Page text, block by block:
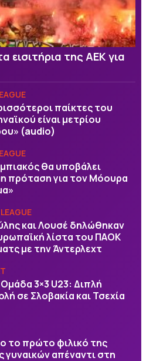
εισιτήρια της ΑΕΚ για
παίκτες του
είναι μετρίου
(audio)
θα υποβάλει
πρόταση για τον Μόουρα
και Λουσέ δηλώθηκαν
λίστα του ΠΑΟΚ
με την Άντερλεχτ
3×3 U23: Διπλή
σε Σλοβακία και Τσεχία
το πρώτο φιλικό της
γυναικών απέναντι στη